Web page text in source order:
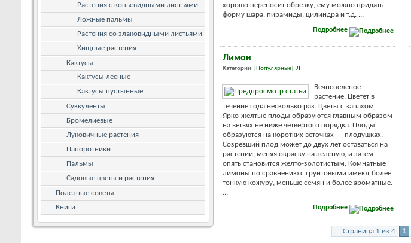
хорошо переносит обрезку, ему можно придать
форму шара, пирамиды, цилиндра и т.д. ...
Подробнее
Лимон
Категории: [Популярные], Л
Вечнозеленое
растение. Цветет в
течение года несколько раз. Цветы с запахом.
Ярко-желтые плоды образуются главным образом
на ветвях не ниже четвертого порядка. Плоды
образуются на коротких веточках — плодушках.
Созревший плод может до двух лет оставаться на
растении, меняя окраску на зеленую, и затем
опять становится желто-золотистым. Комнатные
лимоны по сравнению с грунтовыми имеют более
тонкую кожуру, меньше семян и более ароматные.
Подробнее
Страница 1 из 4 1
Растения с копьевидными листьями
Ложные пальмы
Растения со злаковидными листьями
Хищные растения
Кактусы
Кактусы лесные
Кактусы пустынные
Суккуленты
Бромелиевые
Луковичные растения
Папоротники
Пальмы
Садовые цветы и растения
Полезные советы
Книги